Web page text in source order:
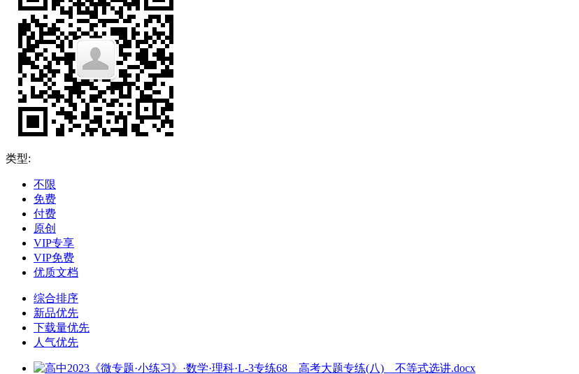
类型:
不限
免费
付费
原创
VIP专享
VIP免费
优质文档
综合排序
新品优先
下载量优先
人气优先